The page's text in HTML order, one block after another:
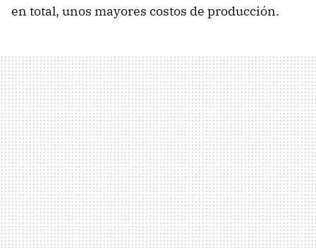
en total, unos mayores costos de producción.